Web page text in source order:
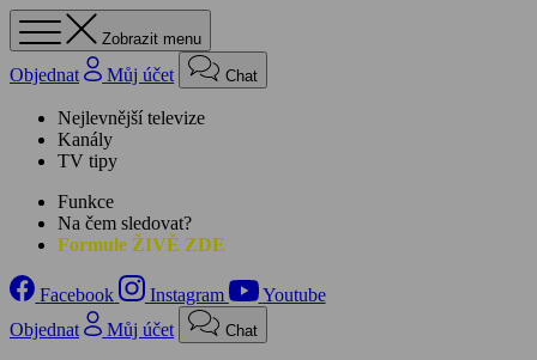
Zobrazit menu
Objednat Můj účet Chat
Nejlevnější televize
Kanály
TV tipy
Funkce
Na čem sledovat?
Formule ŽIVĚ ZDE
Facebook Instagram
Youtube
Objednat
Můj účet Chat